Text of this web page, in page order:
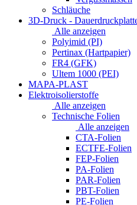
Schläuche
3D-Druck -
Alle anzeigen
Polyimid (PI)
Pertinax (Hartpapier)
FR4 (GFK)
Ultem 1000 (PEI)
MAPA-PLAST
Elektroisolierstoffe
Alle anzeigen
Technische Folien
Alle anzeigen
CTA-Folien
ECTFE-Folien
FEP-Folien
PA-Folien
PAR-Folien
PBT-Folien
PE-Folien